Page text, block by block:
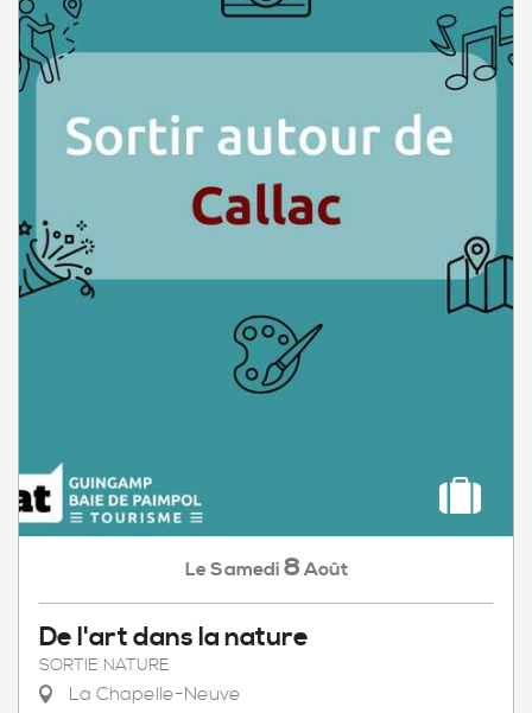
Le Samedi 8 Août
De l'art dans la nature
SORTIE NATURE
La Chapelle-Neuve